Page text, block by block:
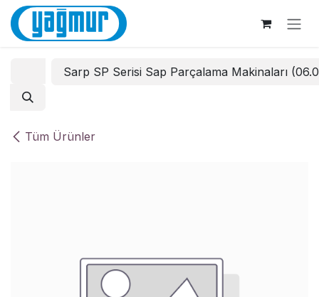
İçereği Atla
Tüm Ürünler
Sarp SP Serisi Sap Parçalama Makinaları